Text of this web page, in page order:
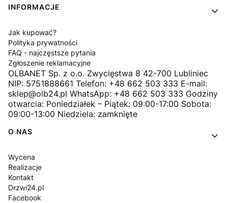
INFORMACJE
Jak kupować?
Polityka prywatności
FAQ - najczęstsze pytania
Zgłoszenie reklamacyjne
OLBANET Sp. z o.o. Zwycięstwa 8 42-700 Lubliniec
NIP: 5751888661 Telefon: +48 662 503 333 E-mail:
sklep@olb24.pl WhatsApp: +48 662 503 333 Godziny
otwarcia: Poniedziałek – Piątek: 09:00-17:00 Sobota:
09:00-13:00 Niedziela: zamknięte
O NAS
Wycena
Realizacje
Kontakt
Drzwi24.pl
Facebook